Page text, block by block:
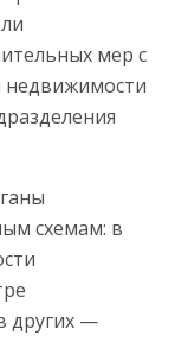
мер с
недвижимости
схемам: в
других —